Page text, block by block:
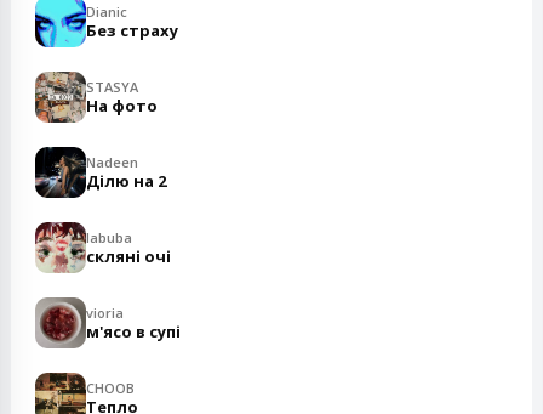
Dianic
Без страху
STASYA
На фото
Nadeen
Ділю на 2
labuba
скляні очі
vioria
м'ясо в супі
CHOOB
Тепло